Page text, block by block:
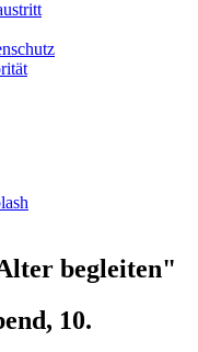
begleiten"
10.